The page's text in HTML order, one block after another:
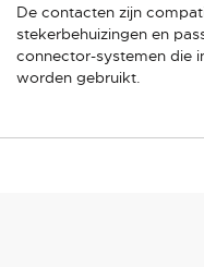
De contacten zijn
stekerbehuizingen en
connector-systemen die
worden gebruikt.